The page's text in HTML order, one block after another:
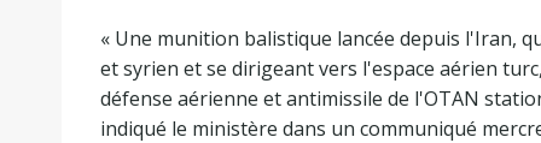
t
e
d
d
e
l
« Une munition balistique lancée depuis l'Iran,
et syrien et se dirigeant vers l'espace aérien
défense aérienne et antimissile de l'OTAN
indiqué le ministère dans un communiqué